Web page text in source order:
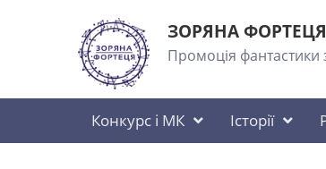
ЗОРЯНА ФОРТЕЦЯ
Промоція фантастики
Конкурс і МК Історії